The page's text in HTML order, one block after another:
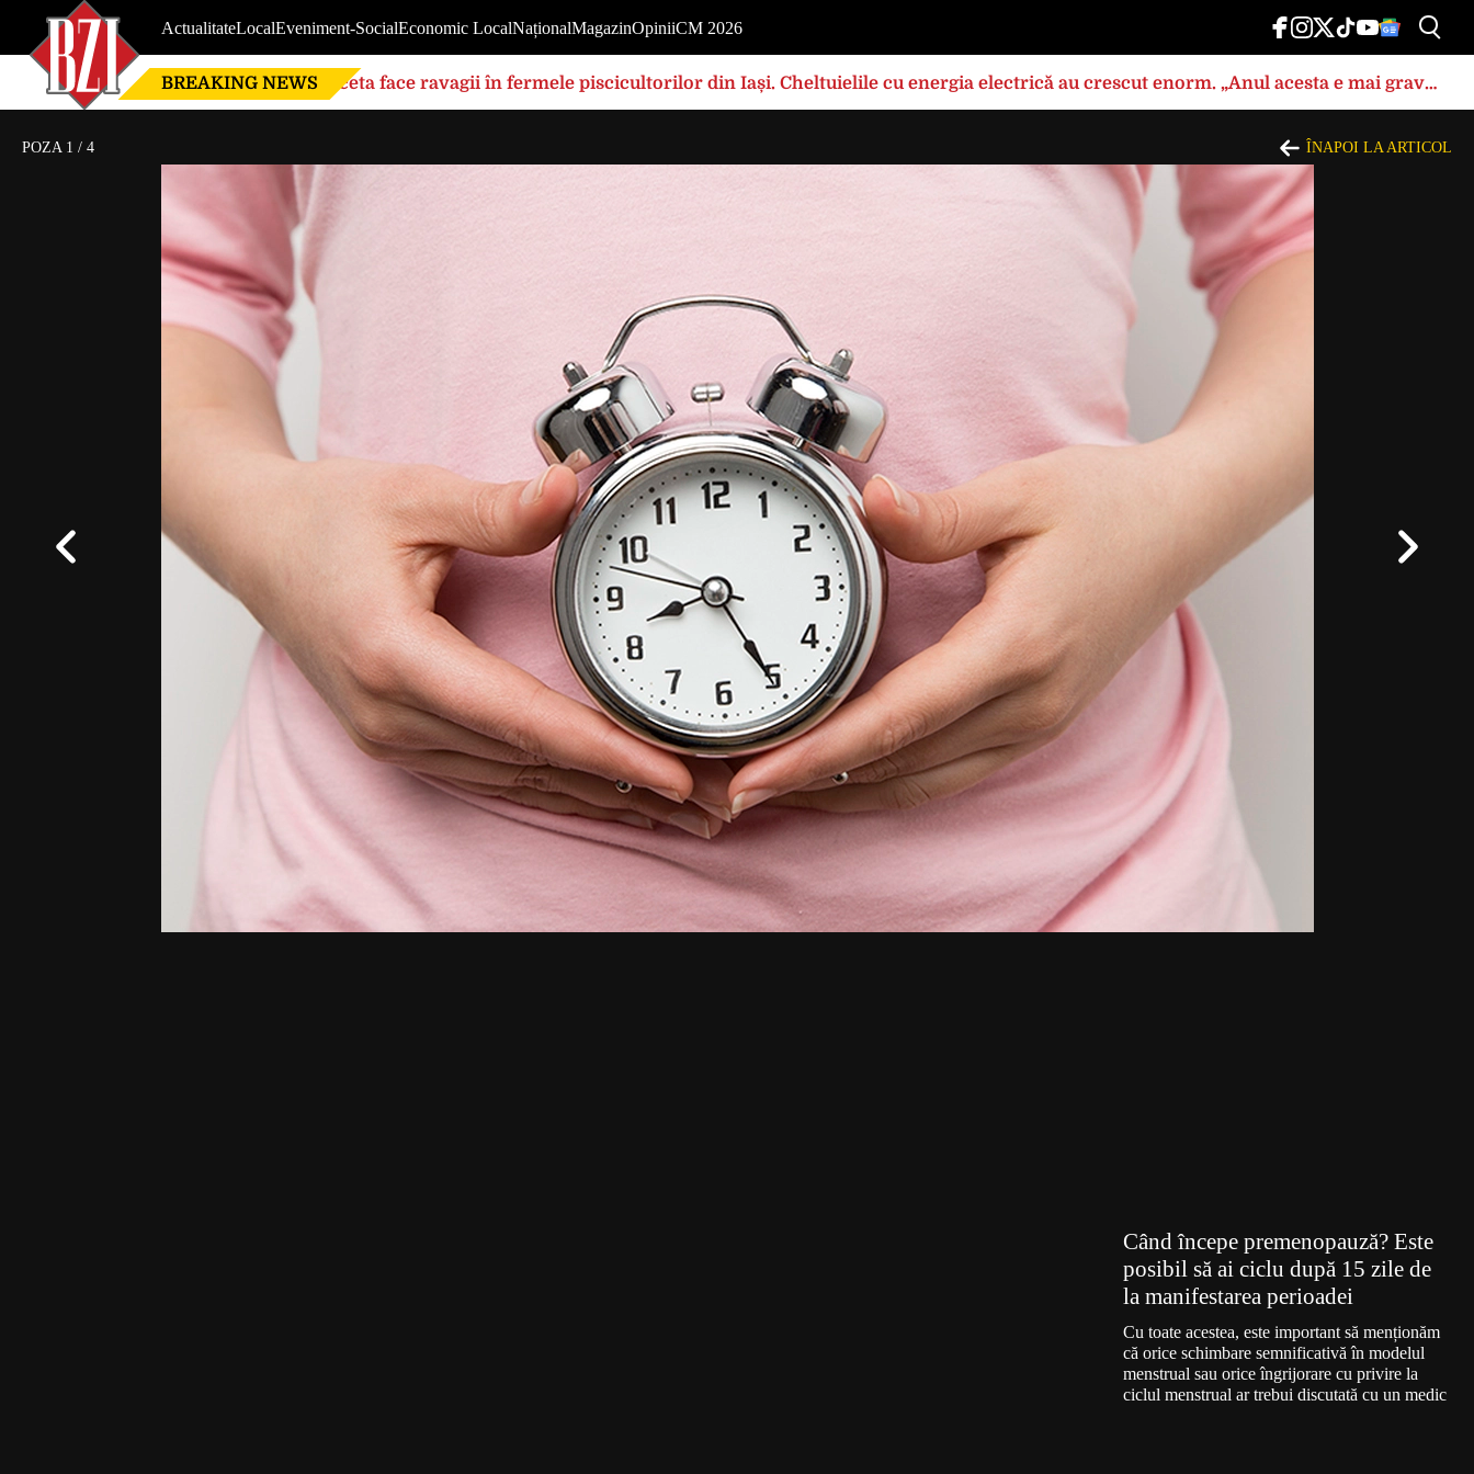
ActualitateLocalEveniment-SocialEconomic LocalNaționalMagazinOpiniiCM 2026
BREAKING NEWS Seceta face ravagii în fermele piscicultorilor din Iași. Cheltuielile cu energia electrică au crescut enorm. „Anul acesta e mai grav
din cauza temperaturilor foarte mari”
POZA 1 / 4 ÎNAPOI LA ARTICOL
Când începe premenopauză? Este
posibil să ai ciclu după 15 zile de
la manifestarea perioadei
Cu toate acestea, este important să menționăm
că orice schimbare semnificativă în modelul
menstrual sau orice îngrijorare cu privire la
ciclul menstrual ar trebui discutată cu un medic